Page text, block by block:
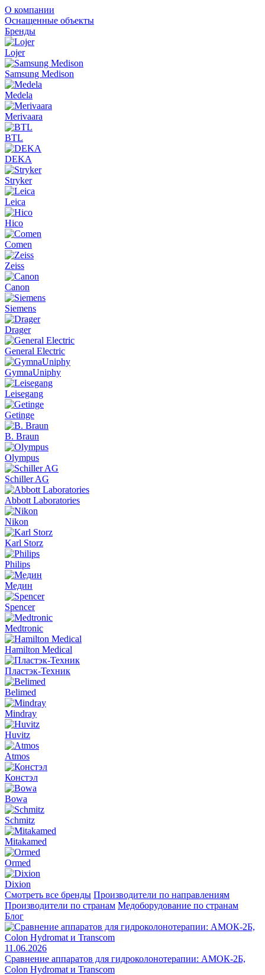
О компании
Оснащенные объекты
Бренды
Lojer
Samsung Medison
Medela
Merivaara
BTL
DEKA
Stryker
Leica
Hico
Comen
Zeiss
Canon
Siemens
Drager
General Electric
GymnaUniphy
Leisegang
Getinge
B. Braun
Olympus
Schiller AG
Abbott Laboratories
Nikon
Karl Storz
Philips
Медин
Spencer
Medtronic
Hamilton Medical
Пластэк-Техник
Belimed
Mindray
Huvitz
Atmos
Констэл
Bowa
Schmitz
Mitakamed
Ormed
Dixion
Смотреть все бренды Производители по направлениям
Производители по странам Медоборудование по странам
Блог
11.06.2026
Сравнение аппаратов для гидроколонотерапии: АМОК-2Б,
Colon Hydromat и Transcom